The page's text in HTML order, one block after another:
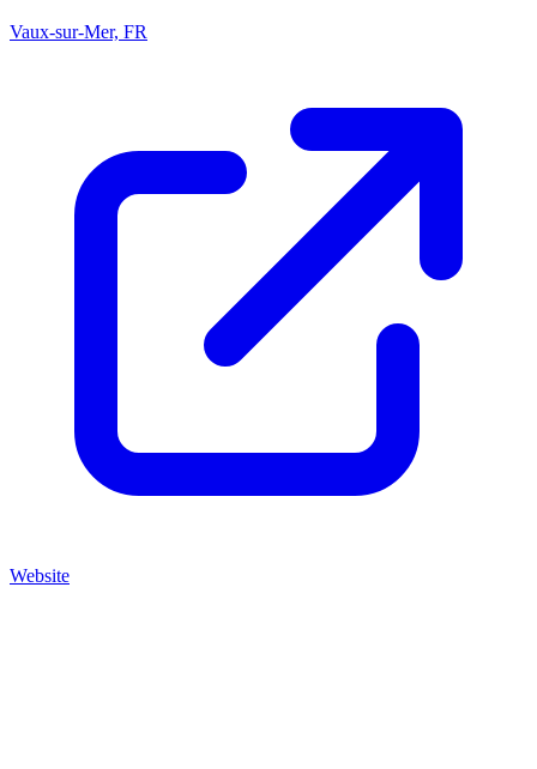
Vaux-sur-Mer, FR
Website